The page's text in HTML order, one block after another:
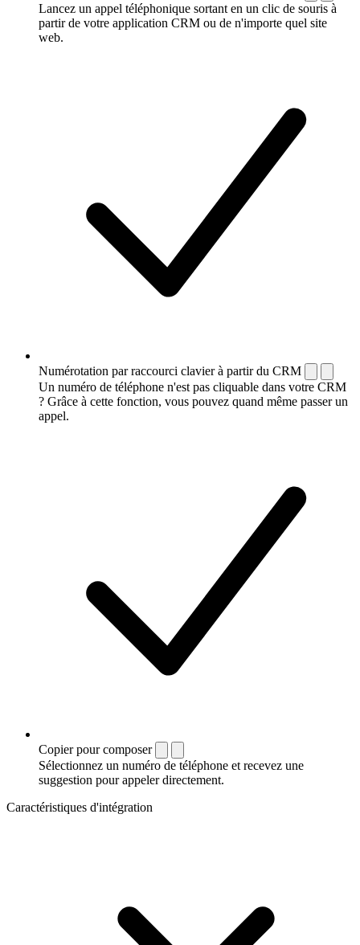
Lancez un appel téléphonique sortant en un clic de souris à
partir de votre application CRM ou de n'importe quel site
web.
Numérotation par raccourci clavier à partir du CRM
Un numéro de téléphone n'est pas cliquable dans votre CRM
? Grâce à cette fonction, vous pouvez quand même passer un
appel.
Copier pour composer
Sélectionnez un numéro de téléphone et recevez une
suggestion pour appeler directement.
Caractéristiques d'intégration